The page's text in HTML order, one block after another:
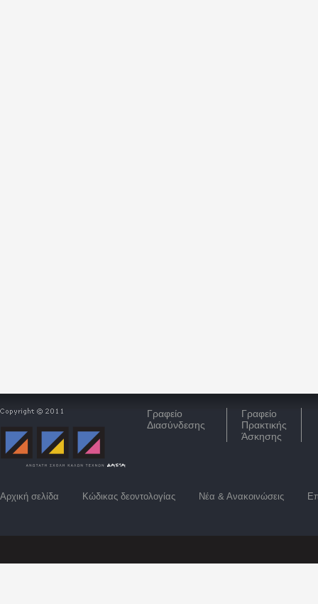
Γραφείο
Διασύνδεσης
Γραφείο
Πρακτικής
Άσκησης
Αρχική σελίδα Κώδικας δεοντολογίας Νέα & Ανακοινώσεις